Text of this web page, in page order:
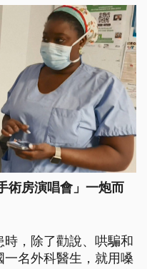
術房演唱會」一炮而
，除了勸說、哄騙和
名外科醫生，就用嗓